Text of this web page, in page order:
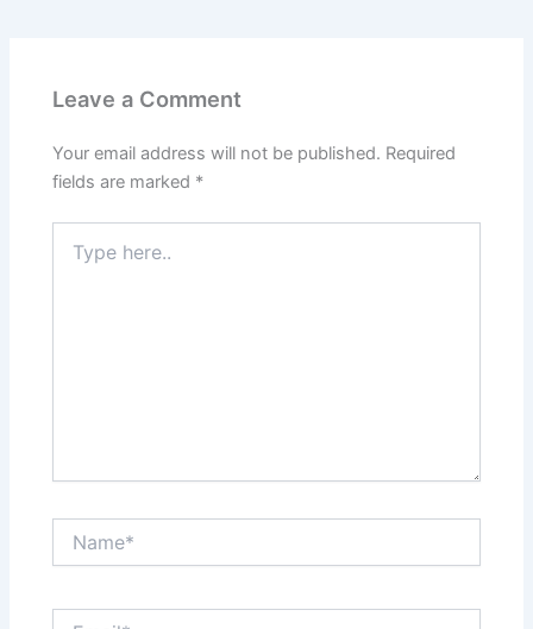
Leave a Comment
Your email address will not be published. Required
fields are marked *
here..